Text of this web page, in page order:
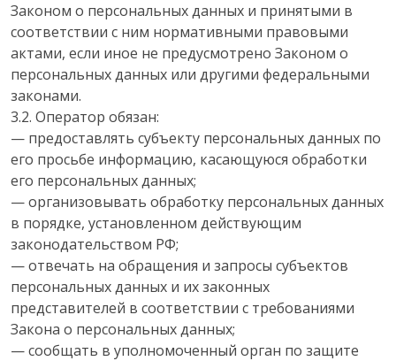
Законом о персональных данных и принятыми в
соответствии с ним нормативными правовыми
актами, если иное не предусмотрено Законом о
персональных данных или другими федеральными
законами.
3.2. Оператор обязан:
— предоставлять субъекту персональных данных по
его просьбе информацию, касающуюся обработки
его персональных данных;
— организовывать обработку персональных данных
в порядке, установленном действующим
законодательством РФ;
— отвечать на обращения и запросы субъектов
персональных данных и их законных
представителей в соответствии с требованиями
Закона о персональных данных;
— сообщать в уполномоченный орган по защите